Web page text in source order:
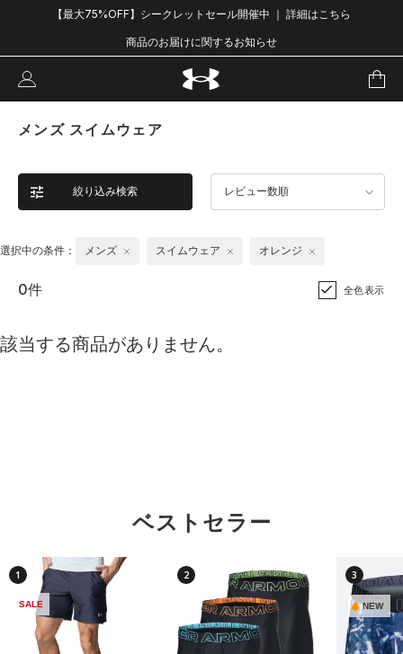
【最大75%OFF】シークレットセール開催中 ｜ 詳細はこちら
商品のお届けに関するお知らせ
メンズ スイムウェア
絞り込み検索 レビュー数順
選択中の条件： メンズ スイムウェア オレンジ
0件 全色表示
該当する商品がありません。
ベストセラー
1
SALE
2 3
NEW